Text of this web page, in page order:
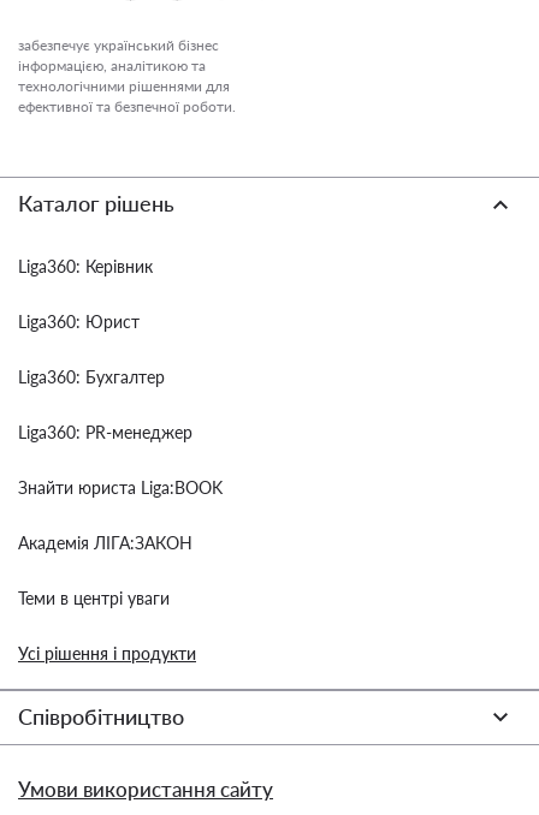
забезпечує український бізнес
інформацією, аналітикою та
технологічними рішеннями для
ефективної та безпечної роботи.
Каталог рішень
Liga360: Керівник
Liga360: Юрист
Liga360: Бухгалтер
Liga360: PR-менеджер
Знайти юриста Liga:BOOK
Академія ЛІГА:ЗАКОН
Теми в центрі уваги
Усі рішення і продукти
Співробітництво
Умови використання сайту